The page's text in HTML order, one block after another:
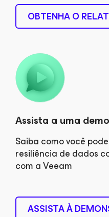
OBTENHA O
Assista a uma
Saiba como você
resiliência de dados
com a Veeam
ASSISTA À